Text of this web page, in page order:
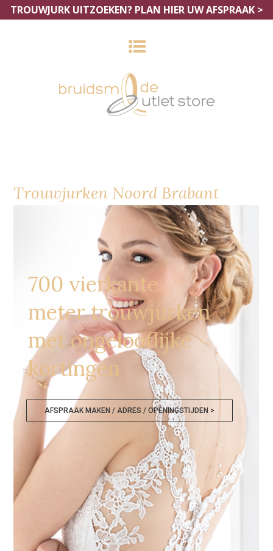
TROUWJURK UITZOEKEN? PLAN HIER UW AFSPRAAK >
Trouwjurken Noord Brabant
700 vierkante
meter trouwjurken
met ongelooflijke
kortingen
AFSPRAAK MAKEN / ADRES / OPENINGSTIJDEN >
Trouwjurken Noord Brabant